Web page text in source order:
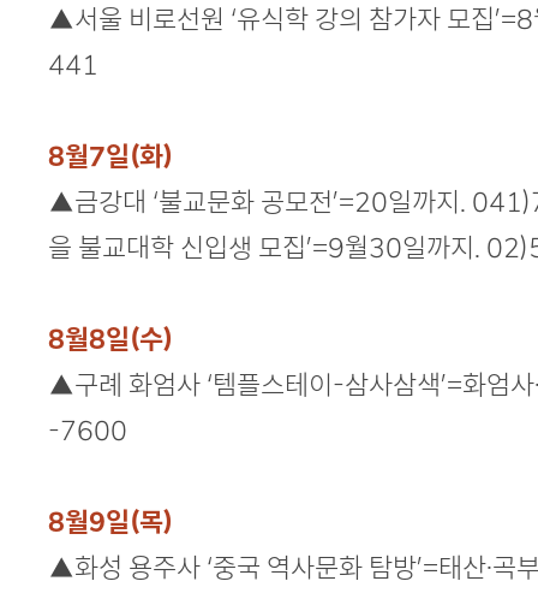
▲서울 비로선원 ‘유식학 강의 참가자 모집
441
8월7일(화)
▲금강대 ‘불교문화 공모전’=20일까지.
을 불교대학 신입생 모집’=9월30일까지.
8월8일(수)
▲구례 화엄사 ‘템플스테이-삼사삼색’=화엄
-7600
8월9일(목)
▲화성 용주사 ‘중국 역사문화 탐방’=태산·곡